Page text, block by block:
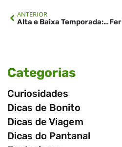
ANTERIOR
Alta e Baixa Temporada: Saiba quando visitar o Pantanal Sul
Categorias
Curiosidades
Dicas de Bonito
Dicas de Viagem
Dicas do Pantanal